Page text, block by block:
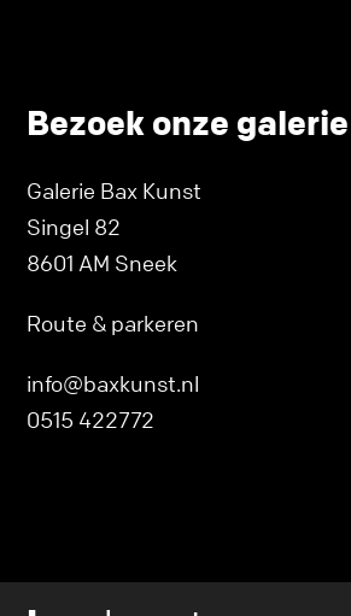
Bezoek onze galerie
Galerie Bax Kunst
Singel 82
8601 AM Sneek
Route & parkeren
info@baxkunst.nl
0515 422772